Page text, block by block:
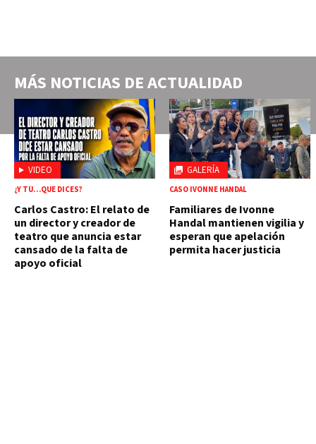
MÁS NOTICIAS DEACTUALIDAD
VIDEO
¿Y TÚ…QUE DICES?
Carlos Castro: El relato de
un director y creador de
teatro que anuncia estar
cansado de la falta de
apoyo oficial
GALERÍA
CASO IVONNE HANDAL
Familiares de Ivonne
Handal mantienen vigilia y
esperan que apelación
permita hacer justicia